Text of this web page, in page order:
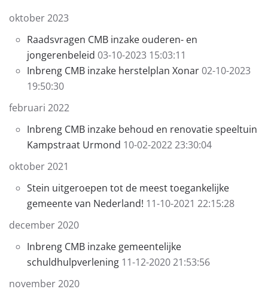
oktober 2023
Raadsvragen CMB inzake ouderen- en
jongerenbeleid 03-10-2023 15:03:11
Inbreng CMB inzake herstelplan Xonar02-10-2023
19:50:30
februari 2022
Inbreng CMB inzake behoud en renovatie speeltuin
Kampstraat Urmond 10-02-2022 23:30:04
oktober 2021
Stein uitgeroepen tot de meest toegankelijke
gemeente van Nederland! 11-10-2021 22:15:28
december 2020
Inbreng CMB inzake gemeentelijke
schuldhulpverlening 11-12-2020 21:53:56
november 2020